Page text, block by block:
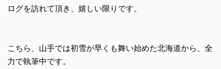
ログを訪れて頂き、嬉しい限りです。
こちら、山手では初雪が早くも舞い始めた北海道から、全
力で執筆中です。